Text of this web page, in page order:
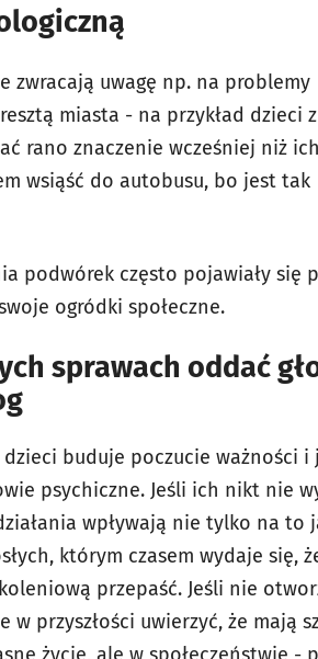
zwracają uwagę np. na problemy
miasta - na przykład dzieci
rano znaczenie wcześniej niż
wsiąść do autobusu, bo jest tak
podwórek często pojawiały się
ogródki społeczne.
sprawach oddać
buduje poczucie ważności i
psychiczne. Jeśli ich nikt nie
wpływają nie tylko na to
którym czasem wydaje się,
przepaść. Jeśli nie
przyszłości uwierzyć, że mają